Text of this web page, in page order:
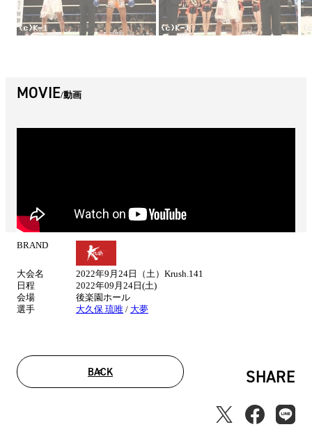
MOVIE 動画
BRAND
大会名
2022年9月24日（土）Krush.141
日程
2022年09月24日(土)
会場
後楽園ホール
選手
大久保 琉唯 / 大夢
BACK SHARE